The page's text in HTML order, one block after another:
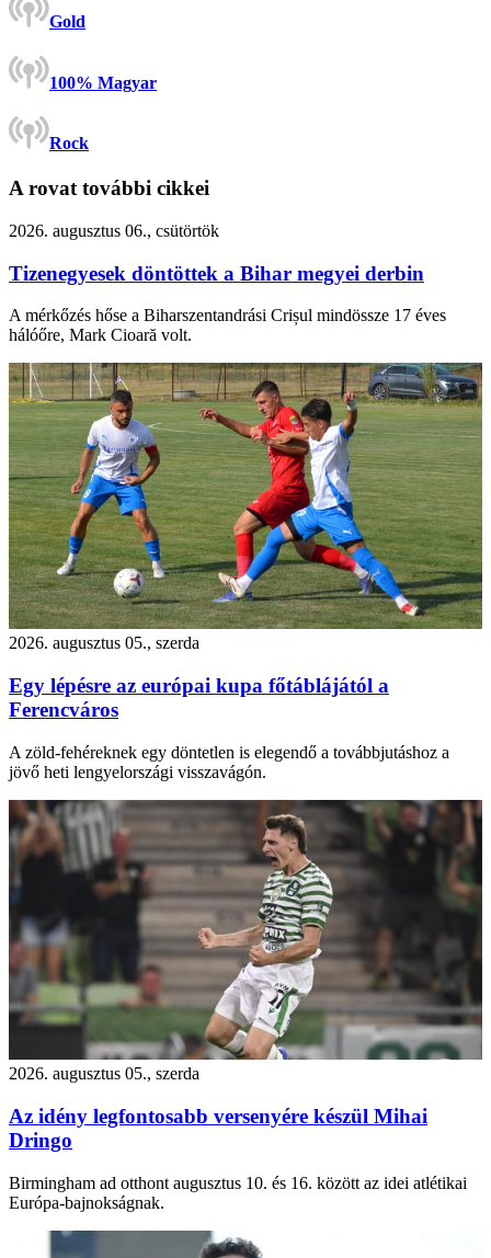
Gold
100% Magyar
Rock
A rovat további cikkei
2026. augusztus 06., csütörtök
Tizenegyesek döntöttek a Bihar megyei derbin
A mérkőzés hőse a Biharszentandrási Crișul mindössze 17 éves
hálóőre, Mark Cioară volt.
2026. augusztus 05., szerda
Egy lépésre az európai kupa főtáblájától a
Ferencváros
A zöld-fehéreknek egy döntetlen is elegendő a továbbjutáshoz a
jövő heti lengyelországi visszavágón.
2026. augusztus 05., szerda
Az idény legfontosabb versenyére készül Mihai
Dringo
Birmingham ad otthont augusztus 10. és 16. között az idei atlétikai
Európa-bajnokságnak.